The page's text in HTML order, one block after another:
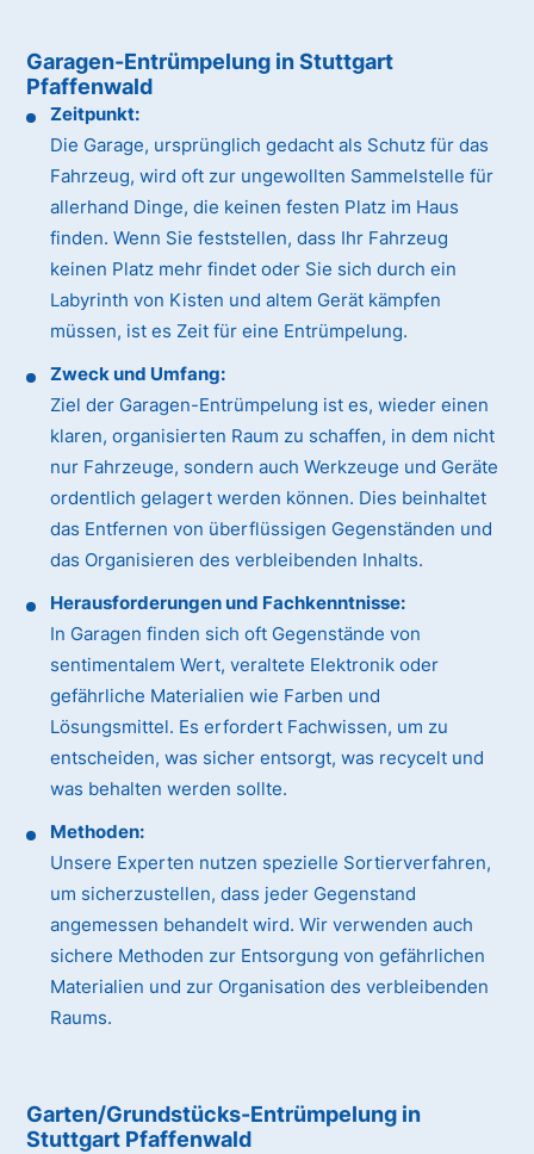
Garagen-Entrümpelung in Stuttgart
Pfaffenwald
Zeitpunkt:
Die Garage, ursprünglich gedacht als Schutz für das
Fahrzeug, wird oft zur ungewollten Sammelstelle für
allerhand Dinge, die keinen festen Platz im Haus
finden. Wenn Sie feststellen, dass Ihr Fahrzeug
keinen Platz mehr findet oder Sie sich durch ein
Labyrinth von Kisten und altem Gerät kämpfen
müssen, ist es Zeit für eine Entrümpelung.
Zweck und Umfang:
Ziel der Garagen-Entrümpelung ist es, wieder einen
klaren, organisierten Raum zu schaffen, in dem nicht
nur Fahrzeuge, sondern auch Werkzeuge und Geräte
ordentlich gelagert werden können. Dies beinhaltet
das Entfernen von überflüssigen Gegenständen und
das Organisieren des verbleibenden Inhalts.
Herausforderungen und Fachkenntnisse:
In Garagen finden sich oft Gegenstände von
sentimentalem Wert, veraltete Elektronik oder
gefährliche Materialien wie Farben und
Lösungsmittel. Es erfordert Fachwissen, um zu
entscheiden, was sicher entsorgt, was recycelt und
was behalten werden sollte.
Methoden:
Unsere Experten nutzen spezielle Sortierverfahren,
um sicherzustellen, dass jeder Gegenstand
angemessen behandelt wird. Wir verwenden auch
sichere Methoden zur Entsorgung von gefährlichen
Materialien und zur Organisation des verbleibenden
Raums.
Garten/Grundstücks-Entrümpelung in
Stuttgart Pfaffenwald